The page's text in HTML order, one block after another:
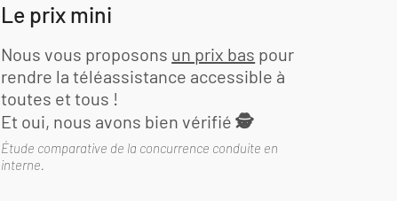
Le prix mini
Nous vous proposons un prix bas pour
rendre la téléassistance accessible à
toutes et tous !
Et oui, nous avons bien vérifié 🕵️
Étude comparative de la concurrence conduite en
interne.